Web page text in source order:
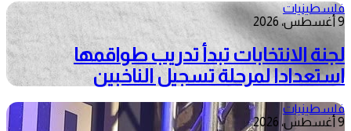
فلسطينيات
9 أغسطس، 2026
لجنة الانتخابات تبدأ تدريب طواقمها
استعدادا لمرحلة تسجيل الناخبين
فلسطينيات
9 أغسطس، 2026